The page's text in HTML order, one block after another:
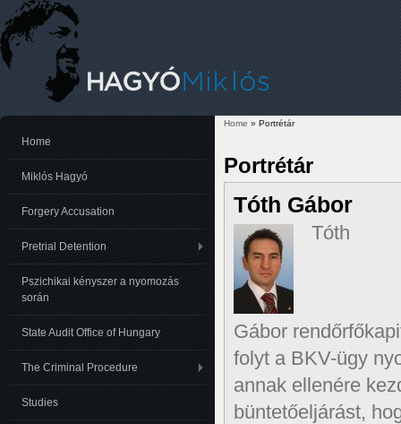
Home » Portrétár
Portrétár
Tóth Gábor
Tóth
Gábor
folyt a BKV-ügy
annak ellenére
büntetőeljárást,
Home
Miklós Hagyó
Forgery Accusation
Pretrial Detention
Pszichikai kényszer a nyomozás
során
State Audit Office of Hungary
The Criminal Procedure
Studies